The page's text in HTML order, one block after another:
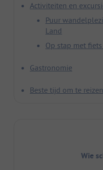
Activiteiten en
Puur
Land
Op stap met
Gastronomie
Beste tijd om te reizen
Wie